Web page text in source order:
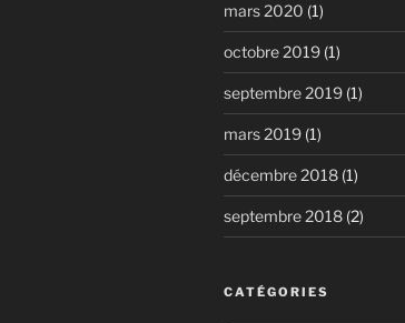
mars 2020 (1)
octobre 2019(1)
septembre 2019(1)
mars 2019(1)
décembre 2018(1)
septembre 2018(2)
CATÉGORIES